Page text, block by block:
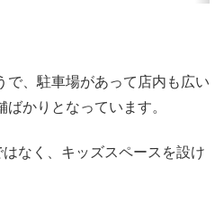
で、駐車場があって店内も広い
ばかりとなっています。
なく、キッズスペースを設け